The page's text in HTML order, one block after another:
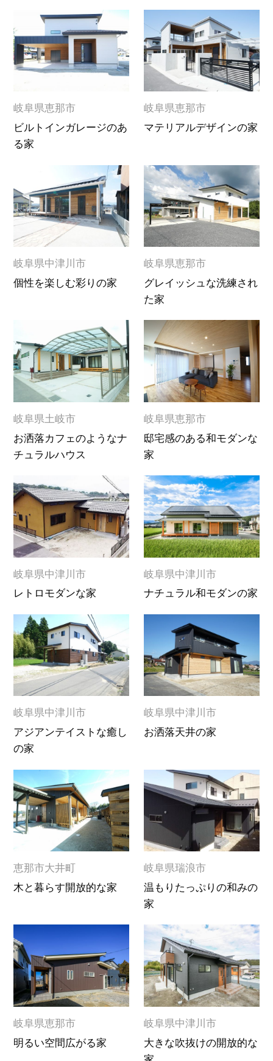
岐阜県恵那市
ビルトインガレージのあ
る家
岐阜県恵那市
マテリアルデザインの家
岐阜県中津川市
個性を楽しむ彩りの家
岐阜県恵那市
グレイッシュな洗練され
た家
岐阜県土岐市
お洒落カフェのようなナ
チュラルハウス
岐阜県恵那市
邸宅感のある和モダンな
家
岐阜県中津川市
レトロモダンな家
岐阜県中津川市
ナチュラル和モダンの家
岐阜県中津川市
アジアンテイストな癒し
の家
岐阜県中津川市
お洒落天井の家
恵那市大井町
木と暮らす開放的な家
岐阜県瑞浪市
温もりたっぷりの和みの
家
岐阜県恵那市
明るい空間広がる家
岐阜県中津川市
大きな吹抜けの開放的な